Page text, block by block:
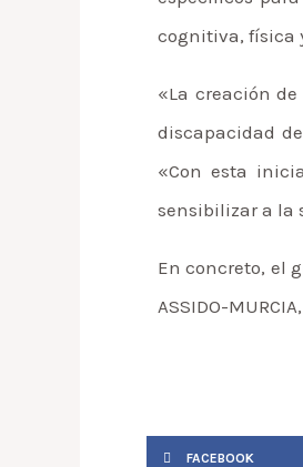
cognitiva, física
«La creación
discapacidad
«Con esta
sensibilizar a la
En concreto, el
ASSIDO-
FACEBOOK